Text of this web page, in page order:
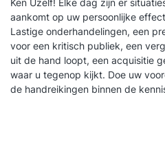
je gebruik blijven maken
beantwoorden elke vraag
altijd bellen. Ook bellen wij
op om te vragen hoe het
dat je blijvend tevreden
Vragen aan
Ken Uzelf! Elke dag zijn er
aankomt op uw persoonlijke
Lastige onderhandelingen, een
voor een kritisch publiek, een
uit de hand loopt, een acquisitie
waar u tegenop kijkt. Doe uw
de handreikingen binnen de